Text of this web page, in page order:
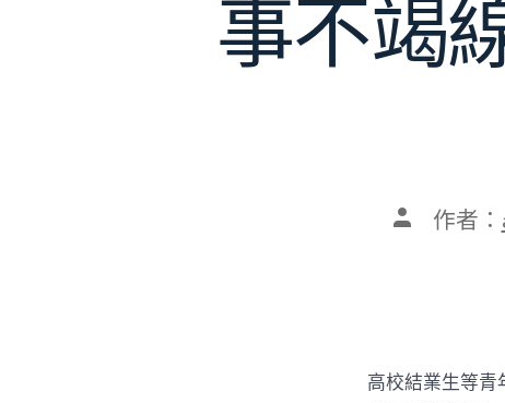
事不竭
文 作者：
高校結業生等